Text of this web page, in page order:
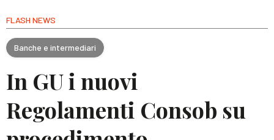
FLASH NEWS
Banche e intermediari
In GU i nuovi
Regolamenti Consob su